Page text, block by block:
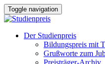
Toggle navigation
Der Studienpreis
Bildungspreis mit
Grußworte zum
Preisträger-Archiv